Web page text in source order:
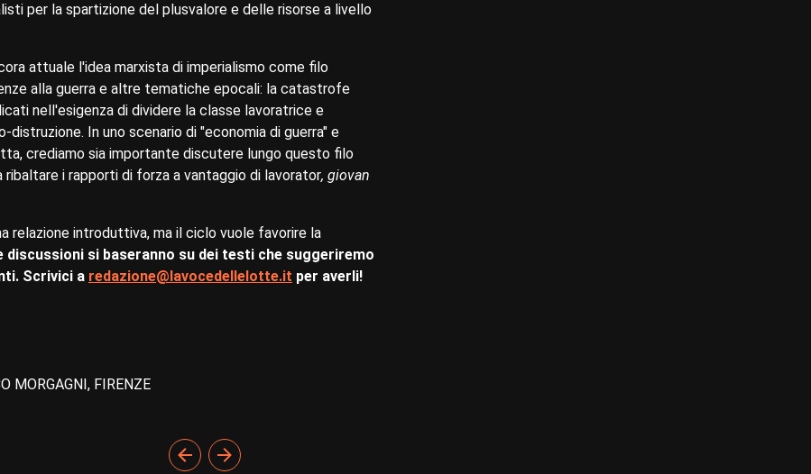
per la spartizione del plusvalore e delle risorse a livello
attuale l'idea marxista di imperialismo come filo
alla guerra e altre tematiche epocali: la catastrofe
nell'esigenza di dividere la classe lavoratrice e
In uno scenario di "economia di guerra" e
crediamo sia importante discutere lungo questo filo
i rapporti di forza a vantaggio di lavorator, giovan
relazione introduttiva, ma il ciclo vuole favorire la
discussioni si baseranno su dei testi che suggeriremo
Scrivici a redazione@lavocedellelotte.it per averli!
MORGAGNI, FIRENZE